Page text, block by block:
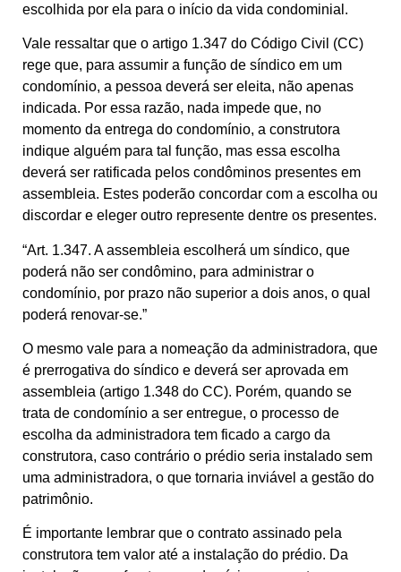
escolhida por ela para o início da vida condominial.
Vale ressaltar que o artigo 1.347 do Código Civil (CC)
rege que, para assumir a função de síndico em um
condomínio, a pessoa deverá ser eleita, não apenas
indicada. Por essa razão, nada impede que, no
momento da entrega do condomínio, a construtora
indique alguém para tal função, mas essa escolha
deverá ser ratificada pelos condôminos presentes em
assembleia. Estes poderão concordar com a escolha ou
discordar e eleger outro represente dentre os presentes.
“Art. 1.347. A assembleia escolherá um síndico, que
poderá não ser condômino, para administrar o
condomínio, por prazo não superior a dois anos, o qual
poderá renovar-se.”
O mesmo vale para a nomeação da administradora, que
é prerrogativa do síndico e deverá ser aprovada em
assembleia (artigo 1.348 do CC). Porém, quando se
trata de condomínio a ser entregue, o processo de
escolha da administradora tem ficado a cargo da
construtora, caso contrário o prédio seria instalado sem
uma administradora, o que tornaria inviável a gestão do
patrimônio.
É importante lembrar que o contrato assinado pela
construtora tem valor até a instalação do prédio. Da